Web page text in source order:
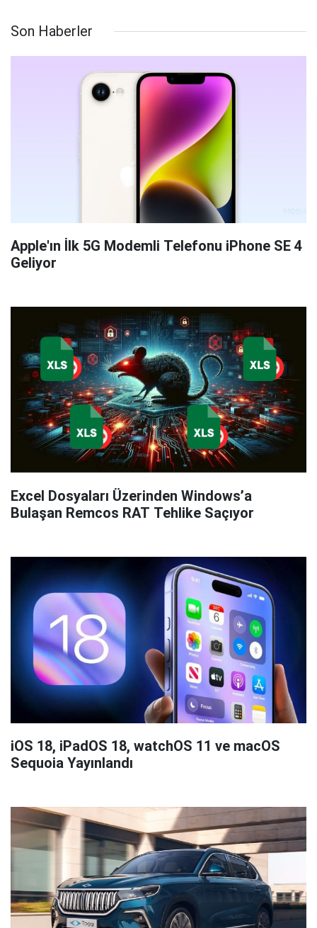
Son Haberler
Apple'ın İlk 5G Modemli Telefonu iPhone SE 4
Geliyor
Excel Dosyaları Üzerinden Windows’a
Bulaşan Remcos RAT Tehlike Saçıyor
iOS 18, iPadOS 18, watchOS 11 ve macOS
Sequoia Yayınlandı